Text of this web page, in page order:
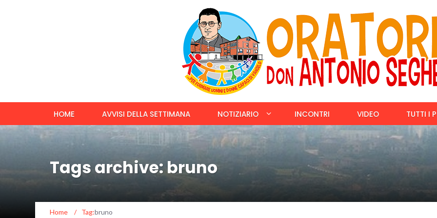
HOME AVVISI DELLA SETTIMANA NOTIZIARIO INCONTRI VIDEO TUTTI I
Tags archive: bruno
Home / Tag:bruno